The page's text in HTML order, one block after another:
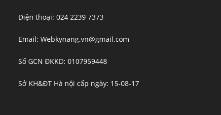
Điện thoại: 024 2239 7373
Email: Webkynang.vn@gmail.com
Số GCN ĐKKD: 0107959448
Sở KH&ĐT Hà nội cấp ngày: 15-08-17